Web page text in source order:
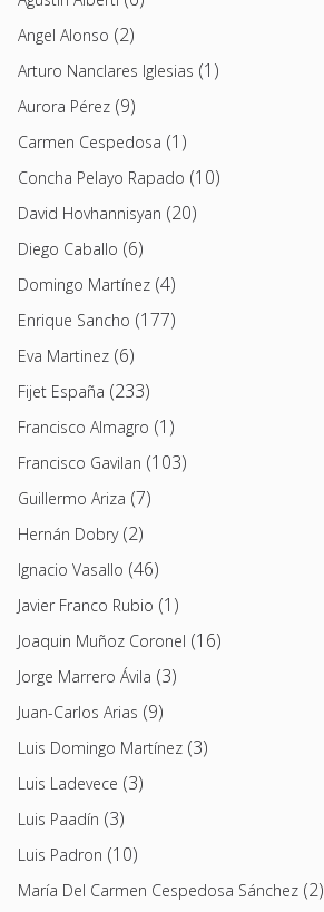
Angel Alonso (2)
Arturo Nanclares Iglesias (1)
Aurora Pérez (9)
Carmen Cespedosa (1)
Concha Pelayo Rapado (10)
David Hovhannisyan (20)
Diego Caballo (6)
Domingo Martínez (4)
Enrique Sancho (177)
Eva Martinez (6)
Fijet España (233)
Francisco Almagro (1)
Francisco Gavilan (103)
Guillermo Ariza (7)
Hernán Dobry(2)
Ignacio Vasallo (46)
Javier Franco Rubio (1)
Joaquin Muñoz Coronel (16)
Jorge Marrero Ávila (3)
Juan-Carlos Arias (9)
Luis Domingo Martínez (3)
Luis Ladevece (3)
Luis Paadín (3)
Luis Padron (10)
María Del Carmen Cespedosa Sánchez (2)